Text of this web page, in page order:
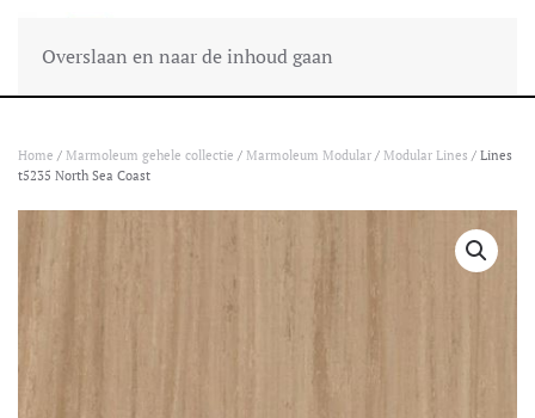
Overslaan en naar de inhoud gaan
Home / Marmoleum gehele collectie / Marmoleum Modular / Modular Lines / Lines
t5235 North Sea Coast